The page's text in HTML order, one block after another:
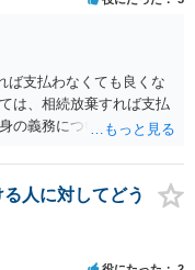
ば支払わなくても良くな
は、相続放棄すれば支払
の義務については、契約
の義務も負わないなら、
せる意味もないような気
も負う内容だと困ります
に行かれることをお勧め
人に対してどう